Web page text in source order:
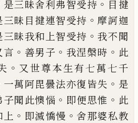
是三昧舍利弗智受持 。 目揵
三昧目揵連智受持 。 摩訶迦
三昧我和上智受持 。 我不聞
言 。 善男子 。 我涅槃時 。 此
。 又世尊本生有七萬七千
一萬阿毘曇法亦復皆失 。 是
子聞此懊惱 。 即便思惟 。 此
上 。 即滅憍慢 。 舍那婆私教